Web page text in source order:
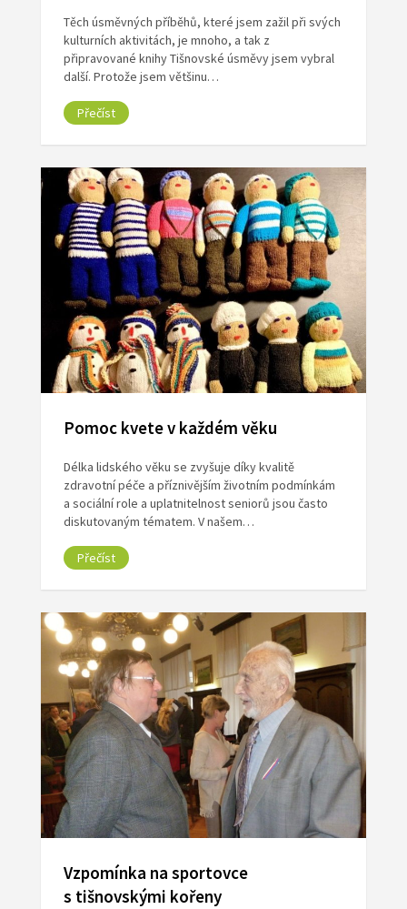
Těch úsměvných příběhů, které jsem zažil při svých
kulturních aktivitách, je mnoho, a tak z
připravované knihy Tišnovské úsměvy jsem vybral
další. Protože jsem většinu…
Přečíst
Pomoc kvete v každém věku
Délka lidského věku se zvyšuje díky kvalitě
zdravotní péče a příznivějším životním podmínkám
a sociální role a uplatnitelnost seniorů jsou často
diskutovaným tématem. V našem…
Přečíst
Vzpomínka na sportovce
s tišnovskými kořeny